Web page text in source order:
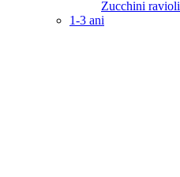
Zucchini ravioli
1-3 ani